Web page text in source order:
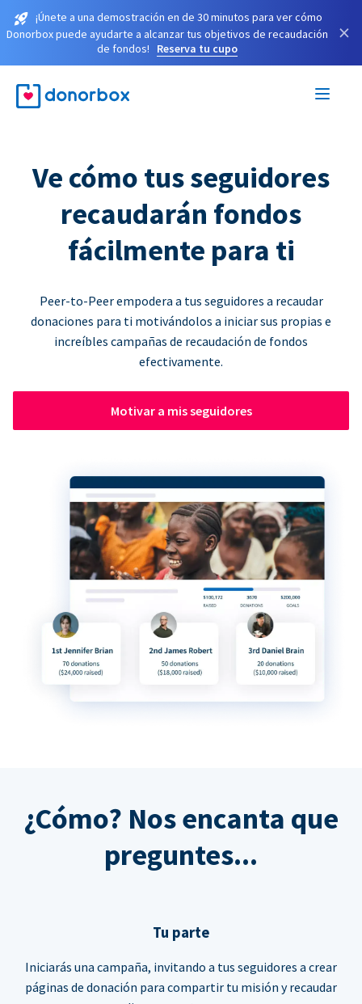
¡Únete a una demostración en de 30 minutos para ver cómo
Donorbox puede ayudarte a alcanzar tus objetivos de recaudación
de fondos!
Reserva tu cupo
×
Ve cómo tus seguidores
recaudarán fondos
fácilmente para ti
Peer-to-Peer empodera a tus seguidores a recaudar
donaciones para ti motivándolos a iniciar sus propias e
increíbles campañas de recaudación de fondos
efectivamente.
Motivar a mis seguidores
¿Cómo? Nos encanta que
preguntes...
Tu parte
Iniciarás una campaña, invitando a tus seguidores a crear
páginas de donación para compartir tu misión y recaudar